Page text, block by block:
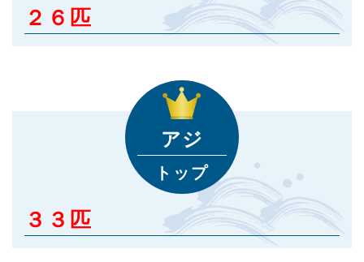
２６匹
アジ
トップ
３３匹